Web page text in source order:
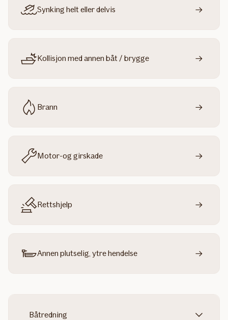
Synking helt eller delvis
Kollisjon med annen båt / brygge
Brann
Motor-og girskade
Rettshjelp
Annen plutselig, ytre hendelse
Båtredning